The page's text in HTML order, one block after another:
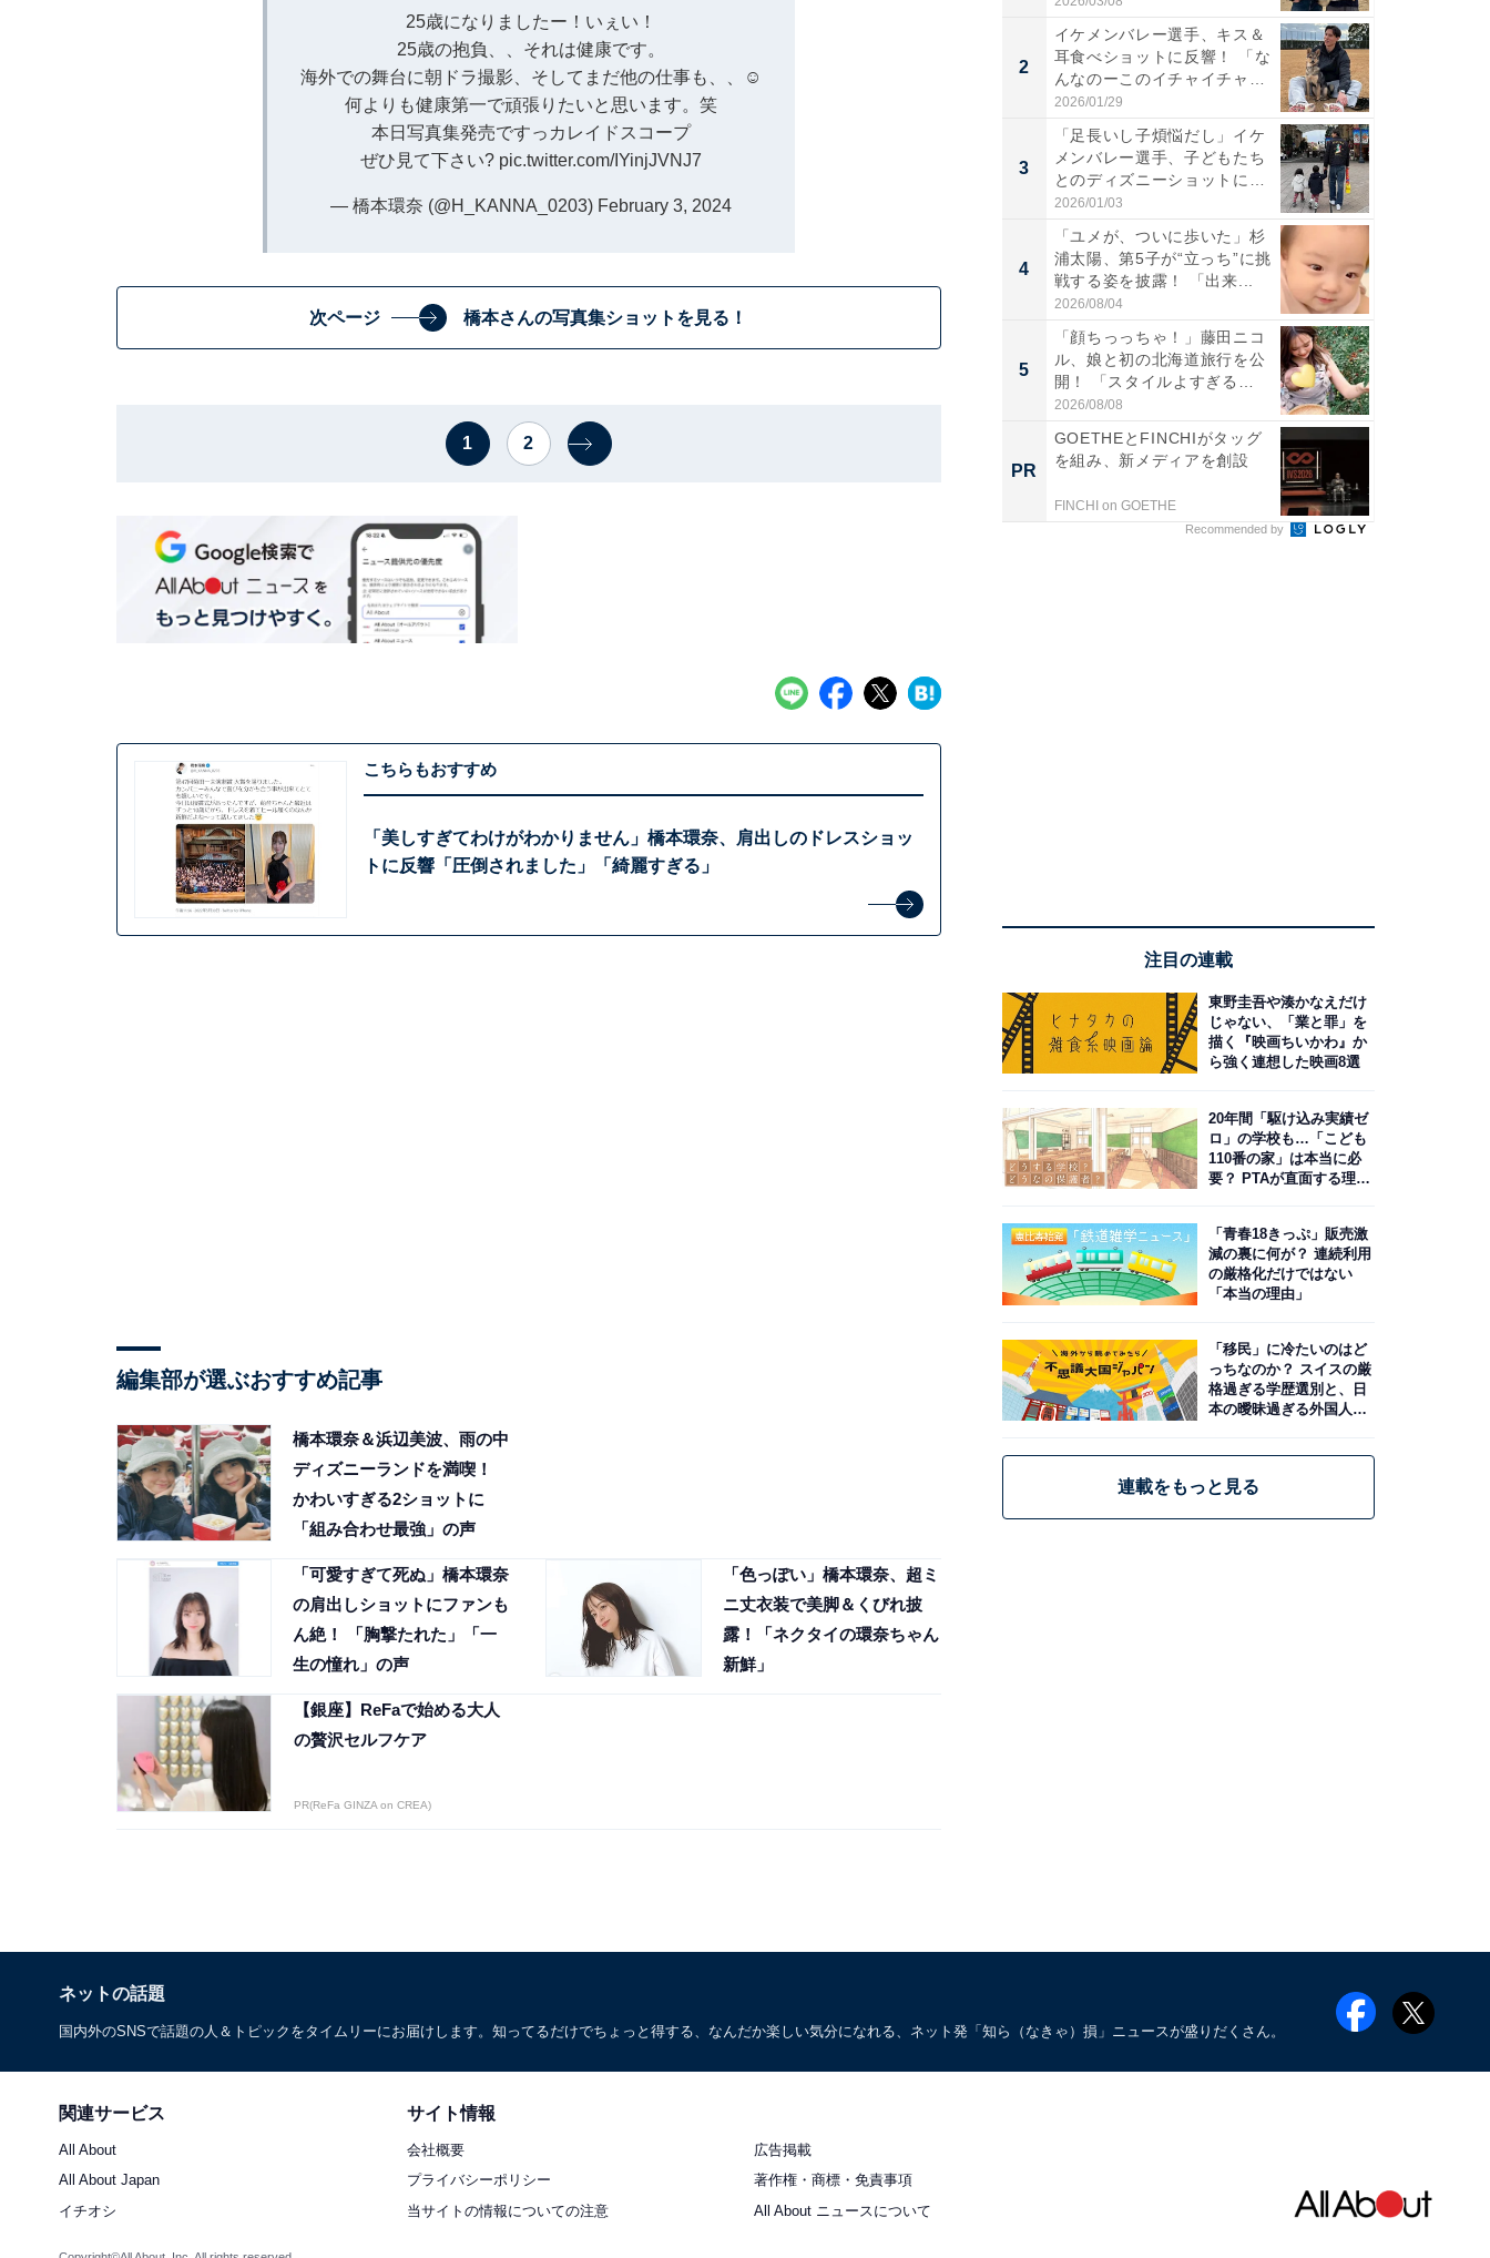
25歳になりましたー！いぇい！
25歳の抱負、、それは健康です。
海外での舞台に朝ドラ撮影、そしてまだ他の仕事も、、☺️
何よりも健康第一で頑張りたいと思います。笑
本日写真集発売ですっカレイドスコープ
ぜひ見て下さい? pic.twitter.com/IYinjJVNJ7
— 橋本環奈 (@H_KANNA_0203) February 3, 2024
次ページ 橋本さんの写真集ショットを見る！
1 2
こちらもおすすめ
「美しすぎてわけがわかりません」橋本環奈、肩出しのドレスショッ
トに反響「圧倒されました」「綺麗すぎる」
編集部が選ぶおすすめ記事
橋本環奈＆浜辺美波、雨の中
ディズニーランドを満喫！
かわいすぎる2ショットに
「組み合わせ最強」の声
「可愛すぎて死ぬ」橋本環奈
の肩出しショットにファンも
ん絶！ 「胸撃たれた」「一
生の憧れ」の声
「色っぽい」橋本環奈、超ミ
ニ丈衣装で美脚＆くびれ披
露！「ネクタイの環奈ちゃん
新鮮」
【銀座】ReFaで始める大人
の贅沢セルフケア
PR(ReFa GINZA on CREA)
2
イケメンバレー選手、キス＆
耳食べショットに反響！ 「な
んなのーこのイチャイチャ
感...
2026/01/29
3
「足長いし子煩悩だし」イケ
メンバレー選手、子どもたち
とのディズニーショットに
「か...
2026/01/03
4
「ユメが、ついに歩いた」杉
浦太陽、第5子が“立っち”に挑
戦する姿を披露！ 「出来...
2026/08/04
5
「顔ちっっちゃ！」藤田ニコ
ル、娘と初の北海道旅行を公
開！ 「スタイルよすぎる
よ〜...
2026/08/08
PR
GOETHEとFINCHIがタッグ
を組み、新メディアを創設
FINCHI on GOETHE
Recommended by
注目の連載
東野圭吾や湊かなえだけ
じゃない、「業と罪」を
描く『映画ちいかわ』か
ら強く連想した映画8選
20年間「駆け込み実績ゼ
ロ」の学校も…「こども
110番の家」は本当に必
要？ PTAが直面する理想
「青春18きっぷ」販売激
減の裏に何が？ 連続利用
の厳格化だけではない
「本当の理由」
「移民」に冷たいのはど
っちなのか？ スイスの厳
格過ぎる学歴選別と、日
本の曖昧過ぎる外国人政
連載をもっと見る
ネットの話題
国内外のSNSで話題の人＆トピックをタイムリーにお届けします。知ってるだけでちょっと得する、なんだか楽しい気分になれる、ネット発「知ら（なきゃ）損」ニュースが盛りだくさん。
関連サービス
All About
All About Japan
イチオシ
サイト情報
会社概要
広告掲載
プライバシーポリシー
著作権・商標・免責事項
当サイトの情報についての注意
All About ニュースについて